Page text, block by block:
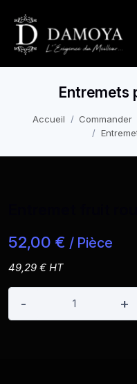
Entremets
Accueil Commander
52,00 € / Pièce
49,29 € HT
- +